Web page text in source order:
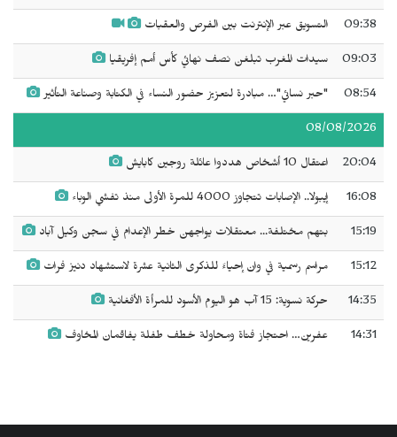
09:38 التسويق عبر الإنترنت بين الفرص والعقبات
09:03 سيدات المغرب تبلغن نصف نهائي كأس أمم إفريقيا
08:54 "حبر نسائي"… مبادرة لتعزيز حضور النساء في الكتابة وصناعة التأثير
08/08/2026
20:04 اعتقال 10 أشخاص هددوا عائلة روجين كابايش
16:08 إيبولا.. الإصابات تتجاوز 4000 للمرة الأولى منذ تفشي الوباء
15:19 بتهم مختلفة... معتقلات يواجهن خطر الإعدام في سجن وكيل آباد
15:12 مراسم رسمية في وان إحياءً للذكرى الثانية عشرة لاستشهاد دنيز فرات
14:35 حركة نسوية: 15 آب هو اليوم الأسود للمرأة الأفغانية
14:31 عفرين… احتجاز فتاة ومحاولة خطف طفلة يفاقمان المخاوف